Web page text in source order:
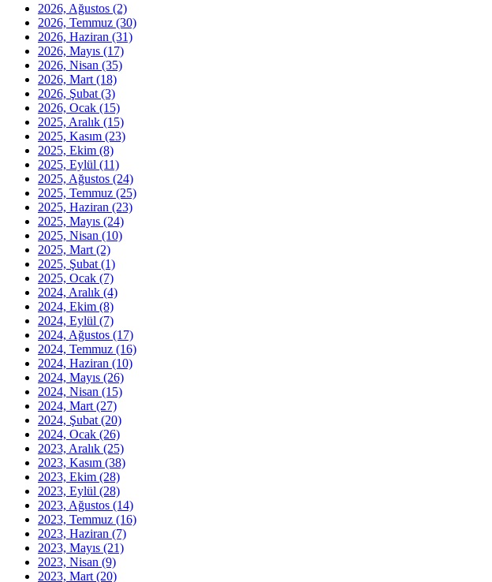
2026, Ağustos (2)
2026, Temmuz (30)
2026, Haziran (31)
2026, Mayıs (17)
2026, Nisan (35)
2026, Mart (18)
2026, Şubat (3)
2026, Ocak (15)
2025, Aralık (15)
2025, Kasım (23)
2025, Ekim (8)
2025, Eylül (11)
2025, Ağustos (24)
2025, Temmuz (25)
2025, Haziran (23)
2025, Mayıs (24)
2025, Nisan (10)
2025, Mart (2)
2025, Şubat (1)
2025, Ocak (7)
2024, Aralık (4)
2024, Ekim (8)
2024, Eylül (7)
2024, Ağustos (17)
2024, Temmuz (16)
2024, Haziran (10)
2024, Mayıs (26)
2024, Nisan (15)
2024, Mart (27)
2024, Şubat (20)
2024, Ocak (26)
2023, Aralık (25)
2023, Kasım (38)
2023, Ekim (28)
2023, Eylül (28)
2023, Ağustos (14)
2023, Temmuz (16)
2023, Haziran (7)
2023, Mayıs (21)
2023, Nisan (9)
2023, Mart (20)